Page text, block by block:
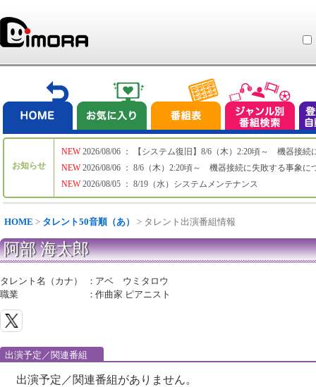
お知らせ
NEW
NEW
NEW
2026/08/06 ： 【システム復旧】8/6（木）2:20頃～ 機器接続
2026/08/06 ： 8/6（木）2:20頃～ 機器接続に失敗する事象に
2026/08/05 ： 8/19（水）システムメンテナンス
HOME > タレント50音順（あ） > タレント出演番組情報
阿部 海太郎
タレント名（カナ） ： アベ ウミタロウ
職業
：作曲家 ピアニスト
出演予定／関連番組
出演予定／関連番組がありません。